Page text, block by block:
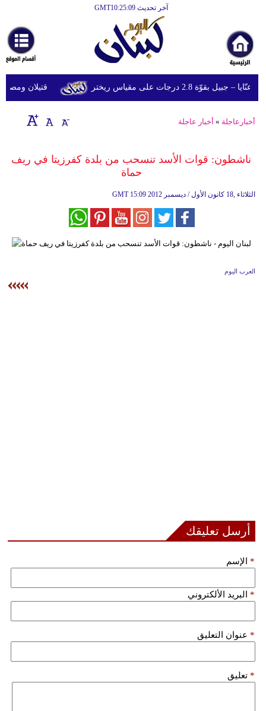
آخر تحديث GMT10:25:09
أخبارعاجلة
رياضة
ثقافة
إقتصاد
وموسيقى
مدوَّنات
أبراج
سيارات
قتيلان ومصابون جراء 14 غارة إسرائيلية على 2.8 درجات على مقياس ريختر
أخبارعاجلة » أخبار عاجلة
ناشطون: قوات الأسد تنسحب من بلدة كفرزيتا في ريف
حماة
GMT 15:09 2012 الثلاثاء ,18 كانون الأول / ديسمبر
العرب اليوم
أرسل تعليقك
الإسم *
البريد الألكتروني *
عنوان التعليق *
تعليق *